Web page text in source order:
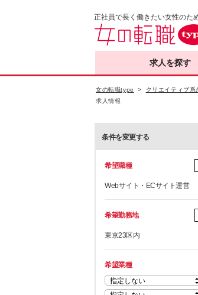
正社員で長く働きたい女性のた
求人を探す
女の転職type クリエイティブ系
求人情報
条件を変更する
希望職種
Webサイト・ECサイト運営
希望勤務地
東京23区内
希望業種